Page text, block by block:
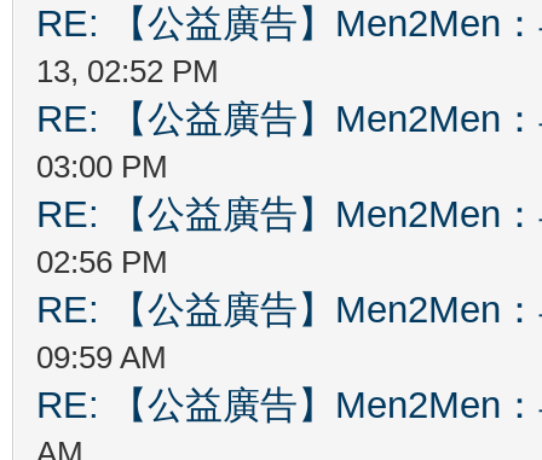
RE: 【公益廣告】Men2Men
13, 02:52 PM
RE: 【公益廣告】Men2Men
03:00 PM
RE: 【公益廣告】Men2Men
02:56 PM
RE: 【公益廣告】Men2Men
09:59 AM
RE: 【公益廣告】Men2Men
AM